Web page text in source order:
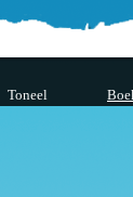
Toneel